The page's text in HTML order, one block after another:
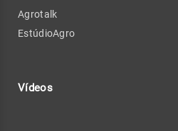
Agrotalk
EstúdioAgro
Vídeos